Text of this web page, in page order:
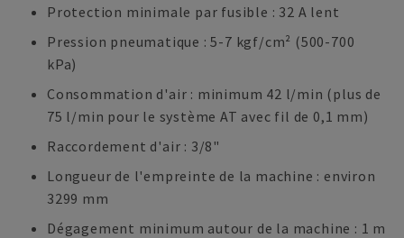
Protection minimale par fusible : 32 A lent
Pression pneumatique : 5-7 kgf/cm² (500-700
kPa)
Consommation d'air : minimum 42 l/min (plus de
75 l/min pour le système AT avec fil de 0,1 mm)
Raccordement d'air : 3/8"
Longueur de l'empreinte de la machine : environ
3299 mm
Dégagement minimum autour de la machine : 1 m